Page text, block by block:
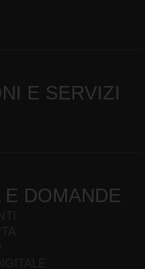
E SERVIZI
DOMANDE